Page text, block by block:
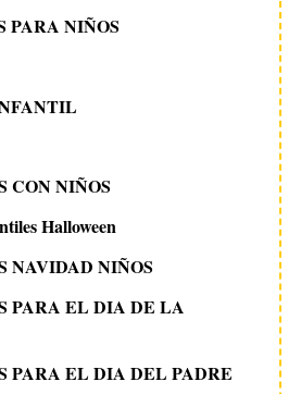
PARA NIÑOS
CON NIÑOS
Halloween
NAVIDAD NIÑOS
PARA EL DIA DE LA
PARA EL DIA DEL PADRE